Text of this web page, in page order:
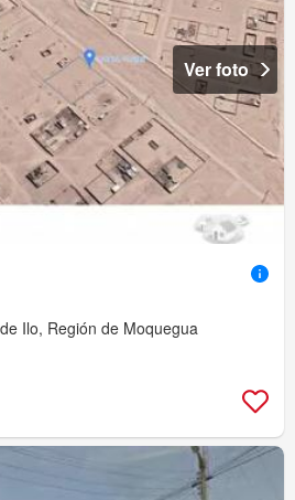
Ver foto
Ilo, Región de Moquegua